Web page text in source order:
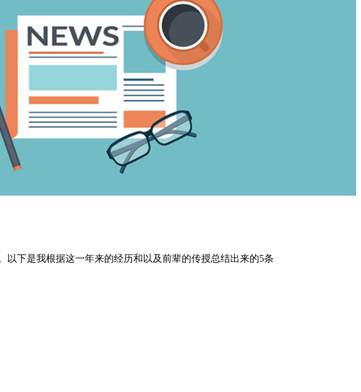
下是我根据这一年来的经历和以及前辈的传授总结出来的5条